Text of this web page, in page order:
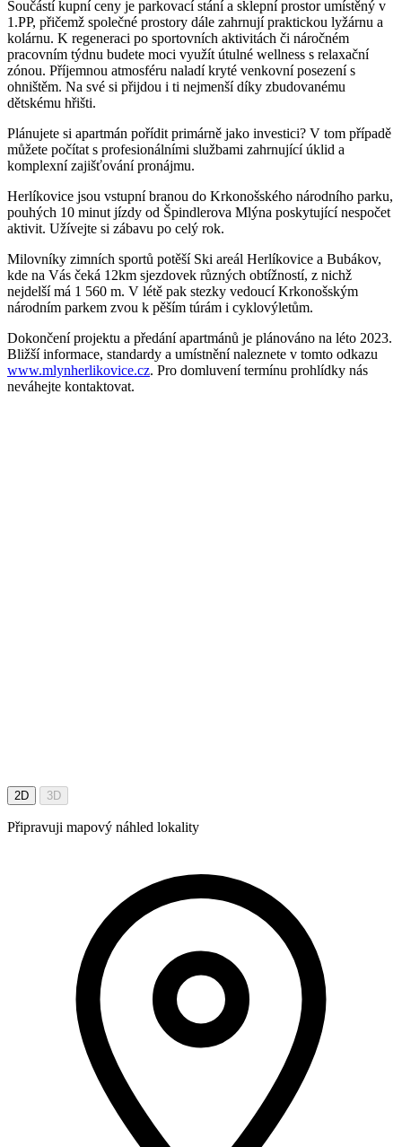
Součástí kupní ceny je parkovací stání a sklepní prostor umístěný v
1.PP, přičemž společné prostory dále zahrnují praktickou lyžárnu a
kolárnu. K regeneraci po sportovních aktivitách či náročném
pracovním týdnu budete moci využít útulné wellness s relaxační
zónou. Příjemnou atmosféru naladí kryté venkovní posezení s
ohništěm. Na své si přijdou i ti nejmenší díky zbudovanému
dětskému hřišti.
Plánujete si apartmán pořídit primárně jako investici? V tom případě
můžete počítat s profesionálními službami zahrnující úklid a
komplexní zajišťování pronájmu.
Herlíkovice jsou vstupní branou do Krkonošského národního parku,
pouhých 10 minut jízdy od Špindlerova Mlýna poskytující nespočet
aktivit. Užívejte si zábavu po celý rok.
Milovníky zimních sportů potěší Ski areál Herlíkovice a Bubákov,
kde na Vás čeká 12km sjezdovek různých obtížností, z nichž
nejdelší má 1 560 m. V létě pak stezky vedoucí Krkonošským
národním parkem zvou k pěším túrám i cyklovýletům.
Dokončení projektu a předání apartmánů je plánováno na léto 2023.
Bližší informace, standardy a umístnění naleznete v tomto odkazu
www.mlynherlikovice.cz. Pro domluvení termínu prohlídky nás
neváhejte kontaktovat.
2D 3D
Připravuji mapový náhled lokality